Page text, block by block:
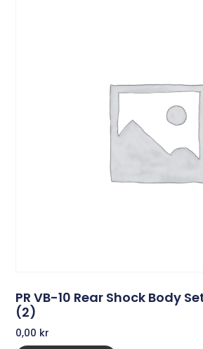
PR VB-10 Rear Shock Body
(2)
0,00 kr